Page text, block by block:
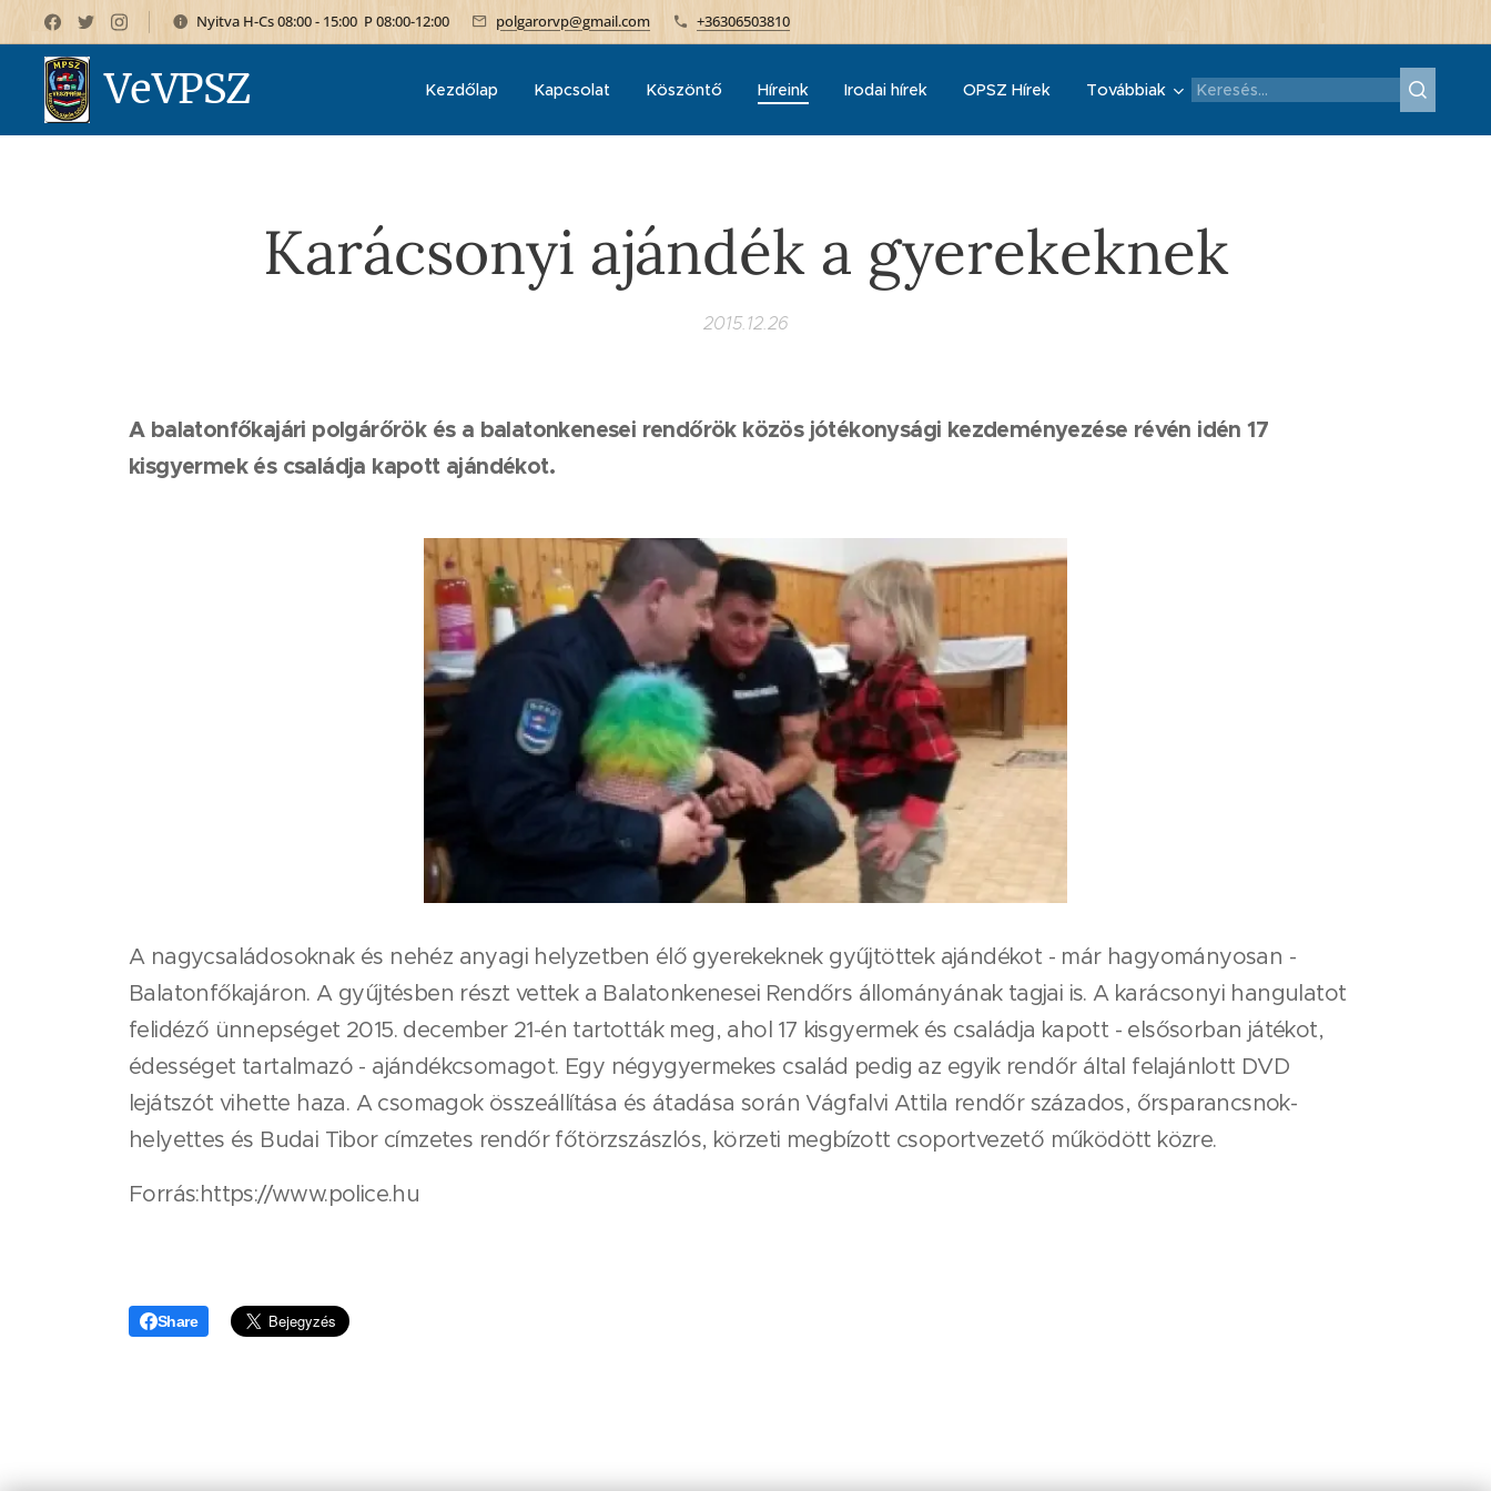
Nyitva H-Cs 08:00 - 15:00 P 08:00-12:00 polgarorvp@gmail.com +36306503810
VeVPSZ Kezdőlap Kapcsolat Köszöntő Híreink Irodai hírek OPSZ Hírek Továbbiak
Karácsonyi ajándék a gyerekeknek
2015.12.26
A balatonfőkajári polgárőrök és a balatonkenesei rendőrök közös jótékonysági kezdeményezése révén idén 17
kisgyermek és családja kapott ajándékot.
A nagycsaládosoknak és nehéz anyagi helyzetben élő gyerekeknek gyűjtöttek ajándékot - már hagyományosan -
Balatonfőkajáron. A gyűjtésben részt vettek a Balatonkenesei Rendőrs állományának tagjai is. A karácsonyi hangulatot
felidéző ünnepséget 2015. december 21-én tartották meg, ahol 17 kisgyermek és családja kapott - elsősorban játékot,
édességet tartalmazó - ajándékcsomagot. Egy négygyermekes család pedig az egyik rendőr által felajánlott DVD
lejátszót vihette haza. A csomagok összeállítása és átadása során Vágfalvi Attila rendőr százados, őrsparancsnok-
helyettes és Budai Tibor címzetes rendőr főtörzszászlós, körzeti megbízott csoportvezető működött közre.
Forrás:https://www.police.hu
Share